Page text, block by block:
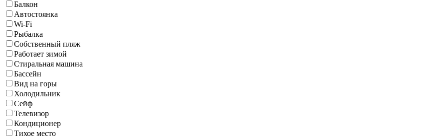
Балкон
Автостоянка
Wi-Fi
Рыбалка
Собственный пляж
Работает зимой
Стиральная машина
Бассейн
Вид на горы
Холодильник
Сейф
Телевизор
Кондиционер
Тихое место